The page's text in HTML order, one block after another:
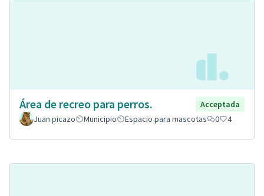
Área de recreo para perros.
Acceptada
Juan picazo
Municipio Espacio para mascotas 0 4